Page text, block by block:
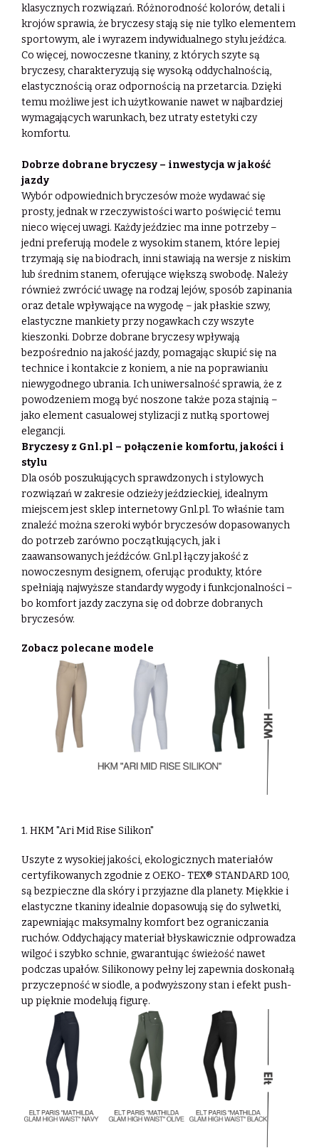
klasycznych rozwiązań. Różnorodność kolorów, detali i
krojów sprawia, że bryczesy stają się nie tylko elementem
sportowym, ale i wyrazem indywidualnego stylu jeźdźca.
Co więcej, nowoczesne tkaniny, z których szyte są
bryczesy, charakteryzują się wysoką oddychalnością,
elastycznością oraz odpornością na przetarcia. Dzięki
temu możliwe jest ich użytkowanie nawet w najbardziej
wymagających warunkach, bez utraty estetyki czy
komfortu.
Dobrze dobrane bryczesy – inwestycja w jakość
jazdy
Wybór odpowiednich bryczesów może wydawać się
prosty, jednak w rzeczywistości warto poświęcić temu
nieco więcej uwagi. Każdy jeździec ma inne potrzeby –
jedni preferują modele z wysokim stanem, które lepiej
trzymają się na biodrach, inni stawiają na wersje z niskim
lub średnim stanem, oferujące większą swobodę. Należy
również zwrócić uwagę na rodzaj lejów, sposób zapinania
oraz detale wpływające na wygodę – jak płaskie szwy,
elastyczne mankiety przy nogawkach czy wszyte
kieszonki. Dobrze dobrane bryczesy wpływają
bezpośrednio na jakość jazdy, pomagając skupić się na
technice i kontakcie z koniem, a nie na poprawianiu
niewygodnego ubrania. Ich uniwersalność sprawia, że z
powodzeniem mogą być noszone także poza stajnią –
jako element casualowej stylizacji z nutką sportowej
elegancji.
Bryczesy z Gnl.pl – połączenie komfortu, jakości i
stylu
Dla osób poszukujących sprawdzonych i stylowych
rozwiązań w zakresie odzieży jeździeckiej, idealnym
miejscem jest sklep internetowy Gnl.pl. To właśnie tam
znaleźć można szeroki wybór bryczesów dopasowanych
do potrzeb zarówno początkujących, jak i
zaawansowanych jeźdźców. Gnl.pl łączy jakość z
nowoczesnym designem, oferując produkty, które
spełniają najwyższe standardy wygody i funkcjonalności –
bo komfort jazdy zaczyna się od dobrze dobranych
bryczesów.
Zobacz polecane modele
1. HKM "Ari Mid Rise Silikon"
Uszyte z wysokiej jakości, ekologicznych materiałów
certyfikowanych zgodnie z OEKO- TEX® STANDARD 100,
są bezpieczne dla skóry i przyjazne dla planety. Miękkie i
elastyczne tkaniny idealnie dopasowują się do sylwetki,
zapewniając maksymalny komfort bez ograniczania
ruchów. Oddychający materiał błyskawicznie odprowadza
wilgoć i szybko schnie, gwarantując świeżość nawet
podczas upałów. Silikonowy pełny lej zapewnia doskonałą
przyczepność w siodle, a podwyższony stan i efekt push-
up pięknie modelują figurę.